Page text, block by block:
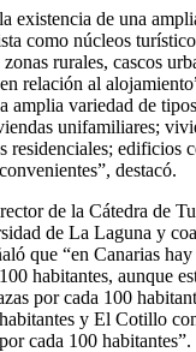
existencia de una
como núcleos
rurales, cascos
relación al
amplia variedad de
unifamiliares;
residenciales; edificios
destacó.
de la Cátedra de
de La Laguna y
que “en Canarias
habitantes, aunque
por cada 100
y El Cotillo
cada 100 habitantes”.